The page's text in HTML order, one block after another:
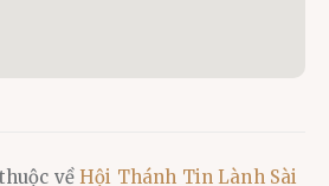
vềHội Thánh Tin Lành Sài